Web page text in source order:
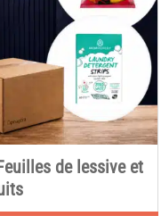
de lessive et